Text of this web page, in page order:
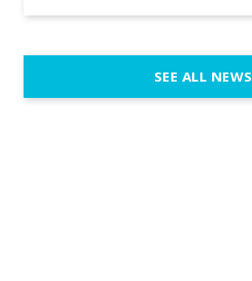
different perspective. 📍
Certified Provider: Output […]
SEE ALL NEWS